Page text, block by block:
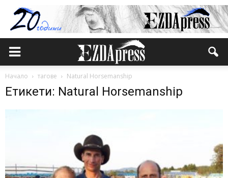
Начало тагове Natural Horsemanship
Етикети: Natural Horsemanship